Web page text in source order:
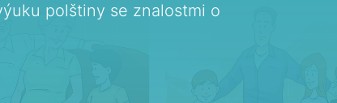
polštiny se znalostmi o